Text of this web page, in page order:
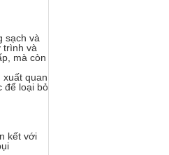
sạch và
trình và
mà còn
quan
để loại bỏ
kết với